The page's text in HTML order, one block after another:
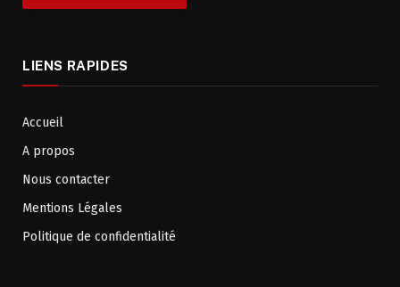
LIENS RAPIDES
Accueil
A propos
Nous contacter
Mentions Légales
Politique de confidentialité